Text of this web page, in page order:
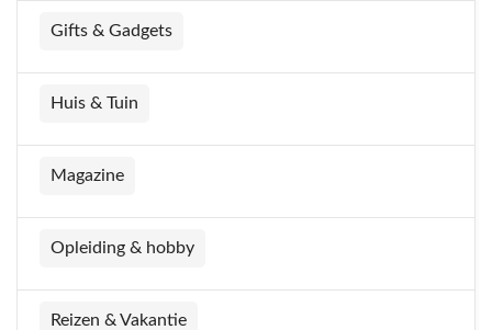
Gifts & Gadgets
Huis & Tuin
Magazine
Opleiding & hobby
Reizen & Vakantie